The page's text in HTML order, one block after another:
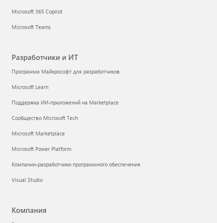
Microsoft 365 Copilot
Microsoft Teams
Разработчики и ИТ
Программа Майкрософт для разработчиков
Microsoft Learn
Поддержка ИИ-приложений на Marketplace
Сообщество Microsoft Tech
Microsoft Marketplace
Microsoft Power Platform
Компании-разработчики программного обеспечения
Visual Studio
Компания